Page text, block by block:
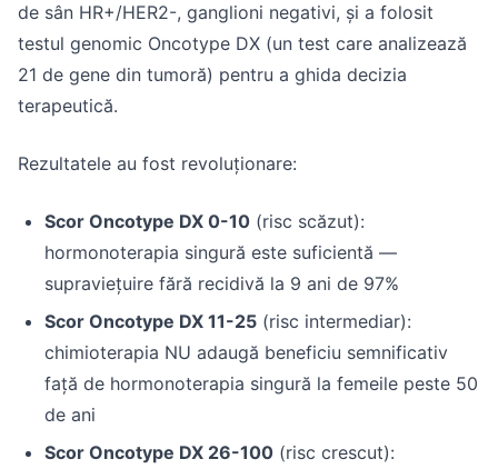
de sân HR+/HER2-, ganglioni negativi, și a folosit
testul genomic Oncotype DX (un test care analizează
21 de gene din tumoră) pentru a ghida decizia
terapeutică.
Rezultatele au fost revoluționare:
Scor Oncotype DX 0-10 (risc scăzut):
hormonoterapia singură este suficientă —
supraviețuire fără recidivă la 9 ani de 97%
Scor Oncotype DX 11-25 (risc intermediar):
chimioterapia NU adaugă beneficiu semnificativ
față de hormonoterapia singură la femeile peste 50
de ani
Scor Oncotype DX 26-100 (risc crescut):